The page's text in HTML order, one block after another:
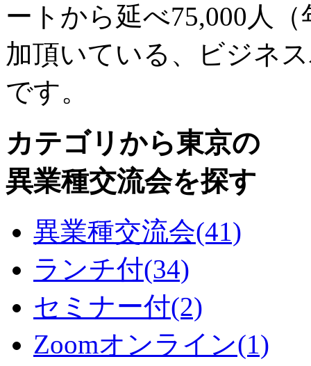
ートから延べ75,000人
加頂いている、ビジネ
です。
カテゴリから東京の
異業種交流会を探す
異業種交流会(41)
ランチ付(34)
セミナー付(2)
Zoomオンライン(1)